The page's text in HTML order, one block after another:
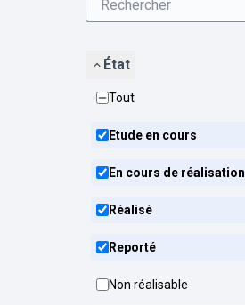
État
Tout
Etude en cours
En cours de réalisation
Réalisé
Reporté
Non réalisable